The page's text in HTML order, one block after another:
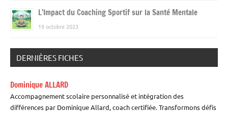
L’Impact du Coaching Sportif sur la Santé Mentale
19 octobre 2023
DERNIÈRES FICHES
Dominique ALLARD
Accompagnement scolaire personnalisé et intégration des
différences par Dominique Allard, coach certifiée. Transformons défis